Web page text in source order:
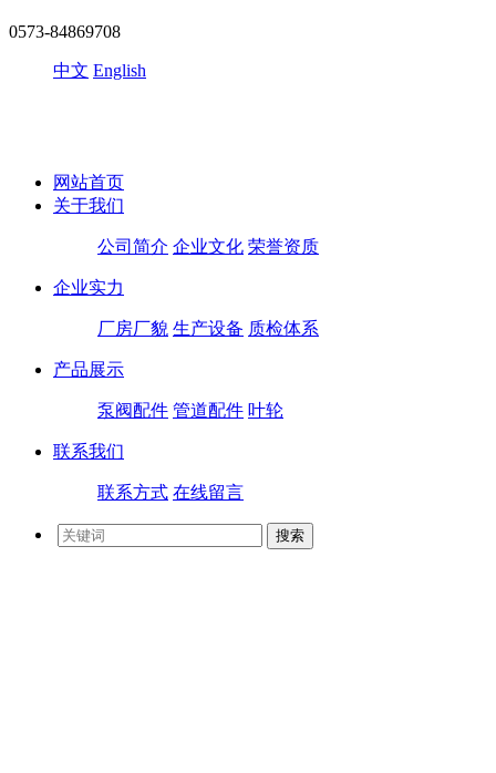
0573-84869708
中文 English
网站首页
关于我们
公司简介 企业文化 荣誉资质
企业实力
厂房厂貌 生产设备 质检体系
产品展示
泵阀配件 管道配件 叶轮
联系我们
联系方式 在线留言